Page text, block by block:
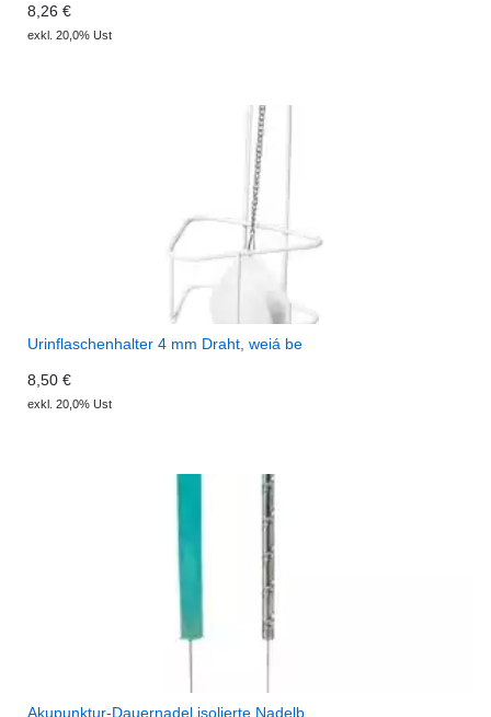
8,26 €
exkl. 20,0% Ust
Urinflaschenhalter 4 mm Draht, weiá be
8,50 €
exkl. 20,0% Ust
Akupunktur-Dauernadel isolierte Nadelb